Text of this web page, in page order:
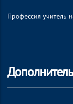
Профессия учитель